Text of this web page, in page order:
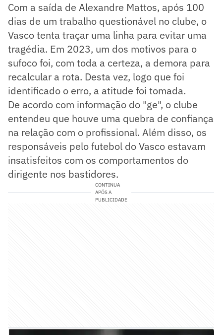
Com a saída de Alexandre Mattos, após 100
dias de um trabalho questionável no clube, o
Vasco tenta traçar uma linha para evitar uma
tragédia. Em 2023, um dos motivos para o
sufoco foi, com toda a certeza, a demora para
recalcular a rota. Desta vez, logo que foi
identificado o erro, a atitude foi tomada.
De acordo com informação do "ge", o clube
entendeu que houve uma quebra de confiança
na relação com o profissional. Além disso, os
responsáveis pelo futebol do Vasco estavam
insatisfeitos com os comportamentos do
dirigente nos bastidores.
CONTINUA
APÓS A
PUBLICIDADE